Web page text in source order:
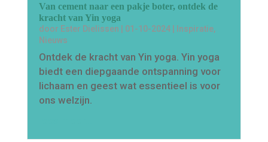
Van cement naar een pakje boter, ontdek de
kracht van Yin yoga
door Ester Dielissen 01-10-2024| Inspiratie,
Nieuws
Ontdek de kracht van Yin yoga. Yin yoga
biedt een diepgaande ontspanning voor
lichaam en geest wat essentieel is voor
ons welzijn.